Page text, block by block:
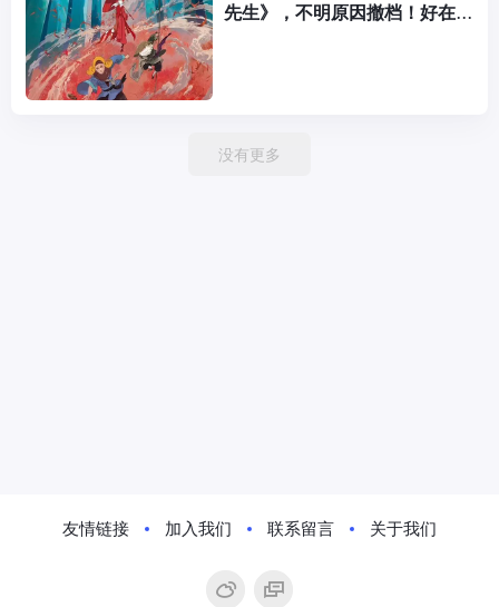
先生》，不明原因撤档！好在我
没有更多
友情链接 加入我们 联系留言 关于我们